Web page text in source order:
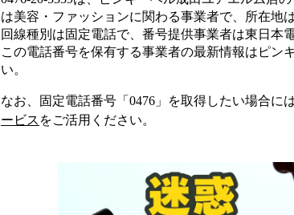
は美容・ファッションに関わる事業者で、所在地
回線種別は固定電話で、番号提供事業者は東日本
この電話番号を保有する事業者の最新情報は ピン
い。
なお、固定電話番号「 0476 」を取得したい場合には
ービス をご活用ください。